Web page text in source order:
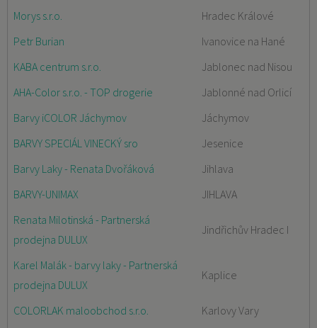
Morys s.r.o.
Hradec Králové
Petr Burian
Ivanovice na Hané
KABA centrum s.r.o.
Jablonec nad Nisou
AHA-Color s.r.o. - TOP drogerie
Jablonné nad Orlicí
Barvy iCOLOR Jáchymov
Jáchymov
BARVY SPECIÁL VINECKÝ sro
Jesenice
Barvy Laky - Renata Dvořáková
Jihlava
BARVY-UNIMAX
JIHLAVA
Renata Milotinská - Partnerská
prodejna DULUX
Jindřichův Hradec I
Karel Malák - barvy laky - Partnerská
prodejna DULUX
Kaplice
COLORLAK maloobchod s.r.o.
Karlovy Vary